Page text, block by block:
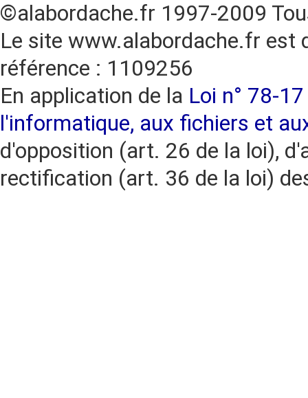
©alabordache.fr 1997-2009
Le site www.alabordache.fr est
référence : 1109256
En application de la Loi n° 78-
l'informatique, aux fichiers et
d'opposition (art. 26 de la loi),
rectification (art. 36 de la loi)